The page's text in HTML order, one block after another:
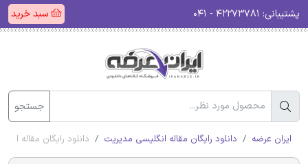
پشتیبانی: سبد خرید
جستجو
ایران عرضه دانلود رایگان مقاله انگلیسی مدیریت دانلود رایگان مقاله